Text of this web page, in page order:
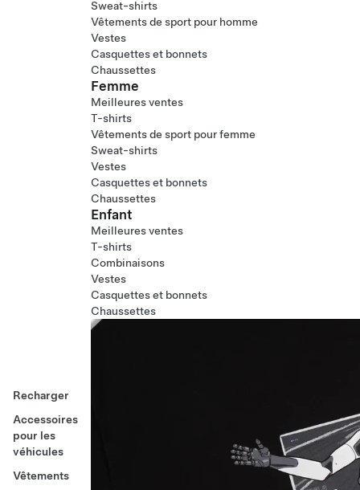
Recharger
Accessoires
pour les
véhicules
Vêtements
Sweat-shirts
Vêtements de sport pour homme
Vestes
Casquettes et bonnets
Chaussettes
Femme
Meilleures ventes
T-shirts
Vêtements de sport pour femme
Sweat-shirts
Vestes
Casquettes et bonnets
Chaussettes
Enfant
Meilleures ventes
T-shirts
Combinaisons
Vestes
Casquettes et bonnets
Chaussettes